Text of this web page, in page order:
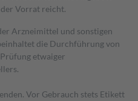
Vorrat reicht.
Arzneimittel und sonstigen
die Durchführung von
etwaiger
Vor Gebrauch stets Etikett